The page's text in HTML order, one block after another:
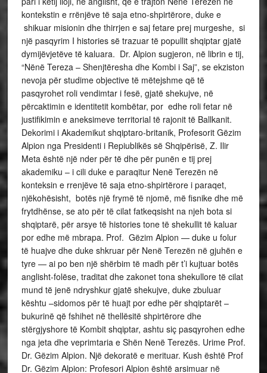
kontekstin e rrënjëve të saja etno-shpirtërore, duke e
shikuar misionin dhe thirrjen e saj fetare prej murgeshe, si
një pasqyrim I histories së trazuar të popullit shqiptar gjatë
dymijëvjetëve të kaluara. Dr. Alpion sugjeron, në librin e tij,
“Nënë Tereza – Shenjtëresha dhe Kombi i Saj”, se ekziston
nevoja për studime objective të mëtejshme që të
pasqyrohet roli vendimtar i fesë, gjatë shekujve, në
përcaktimin e identitetit kombëtar, por edhe roli fetar në
justifikimin e aneksimeve territorial të rajonit të Ballkanit.
Dekorimi i Akademikut shqiptaro-britanik, Profesorit Gëzim
Alpion nga Presidenti i Repiublikës së Shqipërisë, Z. Ilir
Meta është një nder për të dhe për punën e tij prej
akademiku – i cili duke e paraqitur Nenë Terezën në
konteksin e rrenjëve të saja etno-shpirtërore i paraqet,
njëkohësisht, botës një frymë të njomë, më fisnike dhe më
frytdhënse, se ato për të cilat fatkeqsisht na njeh bota si
shqiptarë, për arsye të histories tone të shekullit të kaluar
por edhe më mbrapa. Prof. Gëzim Alpion — duke u folur
të huajve dhe duke shkruar për Nenë Terezën në gjuhën e
tyre — ai po ben një shërbim të madh për t’i kujtuar botës
anglisht-folëse, traditat dhe zakonet tona shekullore të cilat
mund të jenë ndryshkur gjatë shekujve, duke zbuluar
kështu –sidomos për të huajt por edhe për shqiptarët –
bukurinë që fshihet në thellësitë shpirtërore dhe
stërgjyshore të Kombit shqiptar, ashtu siç pasqyrohen edhe
nga jeta dhe veprimtaria e Shën Nenë Terezës. Urime Prof.
Dr. Gëzim Alpion. Një dekoratë e merituar. Kush është Prof
Dr. Gëzim Alpion: Profesori Alpion është arsimuar në